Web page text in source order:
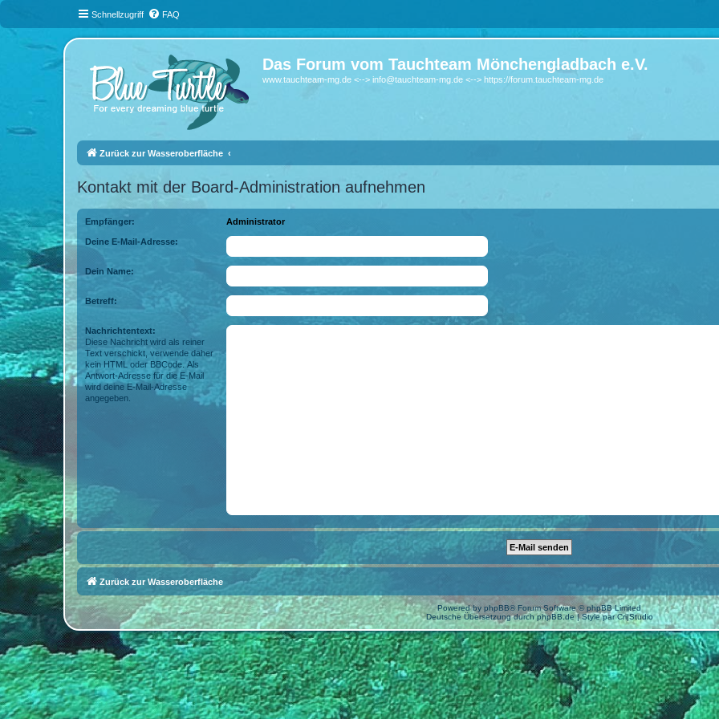
Schnellzugriff FAQ
Das Forum vom Tauchteam Mönchengladbach e.V.
www.tauchteam-mg.de <--> info@tauchteam-mg.de <--> https://forum.tauchteam-mg.de
Zurück zur Wasseroberfläche
Kontakt mit der Board-Administration aufnehmen
Empfänger: Administrator
Deine E-Mail-Adresse:
Dein Name:
Betreff:
Nachrichtentext:
Diese Nachricht wird als reiner
Text verschickt, verwende daher
kein HTML oder BBCode. Als
Antwort-Adresse für die E-Mail
wird deine E-Mail-Adresse
angegeben.
Zurück zur Wasseroberfläche
Powered by phpBB® Forum Software © phpBB Limited
Deutsche Übersetzung durchphpBB.de| Style parCri|Studio